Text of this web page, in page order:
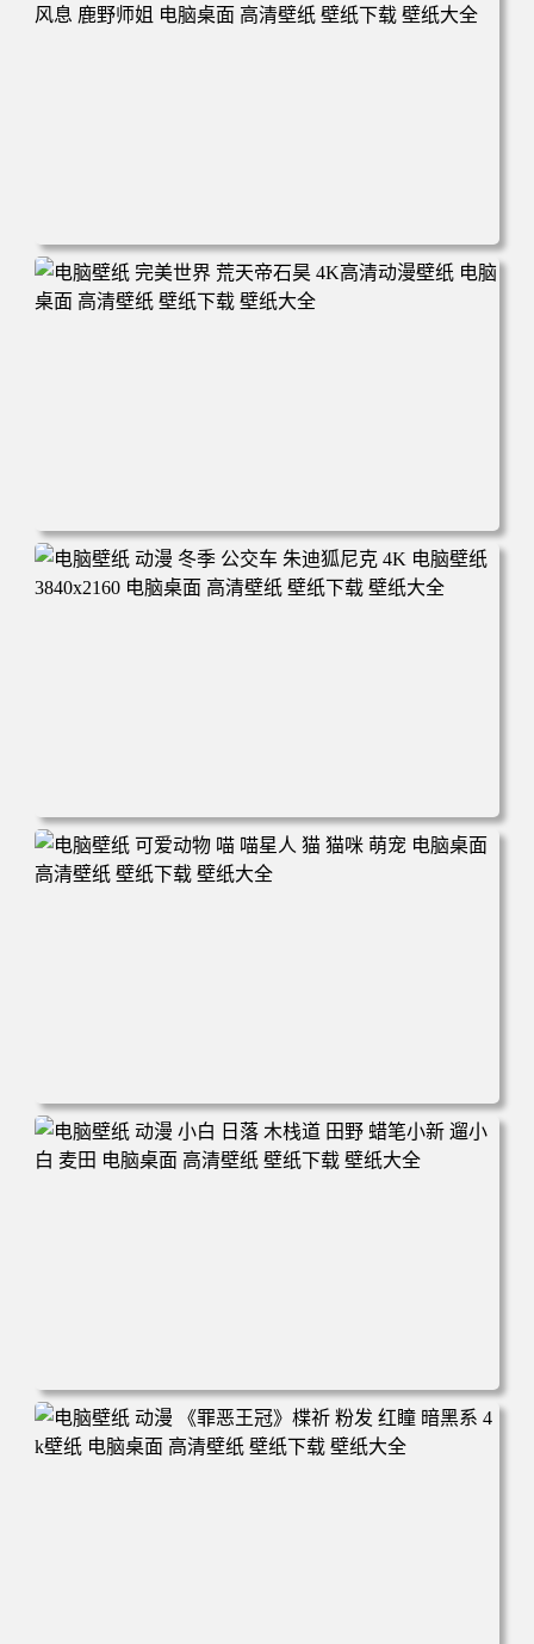
面 高清壁纸 壁纸下载 壁纸大全
电脑壁纸 动漫 无限 罗小黑 罗小黑战记 罗小黑战记2 风息
鹿野师姐 电脑桌面 高清壁纸 壁纸下载 壁纸大全
电脑壁纸 完美世界 荒天帝石昊 4K高清动漫壁纸 电脑桌面
高清壁纸 壁纸下载 壁纸大全
电脑壁纸 动漫 冬季 公交车 朱迪狐尼克 4K 电脑壁纸 3840x2
160 电脑桌面 高清壁纸 壁纸下载 壁纸大全
电脑壁纸 可爱动物 喵 喵星人 猫 猫咪 萌宠 电脑桌面 高清壁
纸 壁纸下载 壁纸大全
电脑壁纸 动漫 小白 日落 木栈道 田野 蜡笔小新 遛小白 麦田
电脑桌面 高清壁纸 壁纸下载 壁纸大全